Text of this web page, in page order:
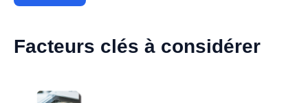
Facteurs clés à considérer